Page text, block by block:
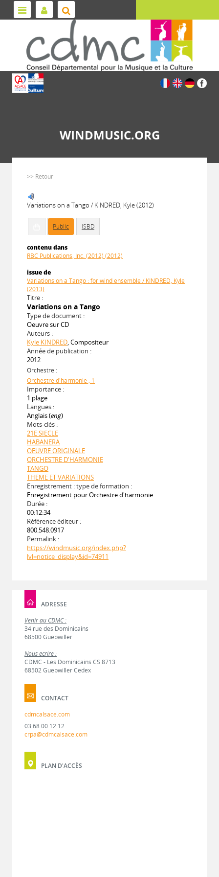
WINDMUSIC.ORG
>> Retour
Variations on a Tango / KINDRED, Kyle (2012)
Public ISBD
contenu dans
RBC Publications, Inc. (2012) (2012)
issue de
Variations on a Tango : for wind ensemble / KINDRED, Kyle
(2013)
Titre :
Variations on a Tango
Type de document :
Oeuvre sur CD
Auteurs :
Kyle KINDRED, Compositeur
Année de publication :
2012
Orchestre :
Orchestre d'harmonie ; 1
Importance :
1 plage
Langues :
Anglais (eng)
Mots-clés :
21E SIECLE
HABANERA
OEUVRE ORIGINALE
ORCHESTRE D'HARMONIE
TANGO
THEME ET VARIATIONS
Enregistrement : type de formation :
Enregistrement pour Orchestre d'harmonie
Durée :
00:12:34
Référence éditeur :
800.548.0917
Permalink :
https://windmusic.org/index.php?
lvl=notice_display&id=74911
ADRESSE
Venir au CDMC :
34 rue des Dominicains
68500 Guebwiller
Nous écrire :
CDMC - Les Dominicains CS 8713
68502 Guebwiller Cedex
CONTACT
cdmcalsace.com
03 68 00 12 12
crpa@cdmcalsace.com
PLAN D'ACCÈS